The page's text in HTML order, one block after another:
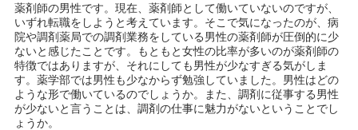
薬剤師の男性です。現在、薬剤師として働いていないのですが、
いずれ転職をしようと考えています。そこで気になったのが、病
院や調剤薬局での調剤業務をしている男性の薬剤師が圧倒的に少
ないと感じたことです。もともと女性の比率が多いのが薬剤師の
特徴ではありますが、それにしても男性が少なすぎる気がしま
す。薬学部では男性も少なからず勉強していました。男性はどの
ような形で働いているのでしょうか。また、調剤に従事する男性
が少ないと言うことは、調剤の仕事に魅力がないということでし
ょうか。